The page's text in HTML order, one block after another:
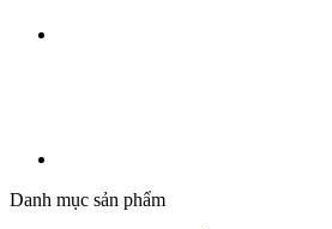
Danh mục sản phẩm